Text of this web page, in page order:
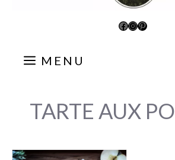
Facebook
Instagram
Pinterest
MENU
TARTE AUX